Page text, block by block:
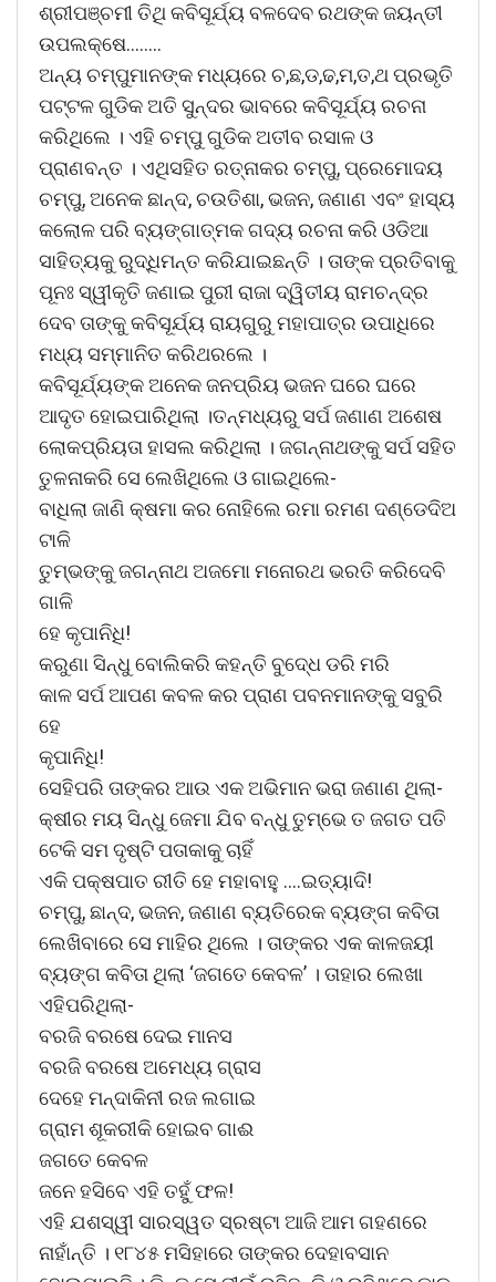
ଶ୍ରୀପଞ୍ଚମୀ ତିଥି କବିସୂର୍ଯ୍ୟ ବଳଦେବ ରଥଙ୍କ ଜୟନ୍ତୀ
ଉପଲକ୍ଷେ……..
ଅନ୍ୟ ଚମ୍ପୁମାନଙ୍କ ମଧ୍ୟରେ ଚ,ଛ,ଡ,ଢ,ମ,ତ,ଥ ପ୍ରଭୃତି
ପଟ୍ଟଳ ଗୁଡିକ ଅତି ସୁନ୍ଦର ଭାବରେ କବିସୂର୍ଯ୍ୟ ରଚନା
କରିଥିଲେ । ଏହି ଚମ୍ପୁ ଗୁଡିକ ଅତୀବ ରସାଳ ଓ
ପ୍ରାଣବନ୍ତ । ଏଥିସହିତ ରତ୍ନାକର ଚମ୍ପୁ, ପ୍ରେମୋଦୟ
ଚମ୍ପୁ, ଅନେକ ଛାନ୍ଦ, ଚଉତିଶା, ଭଜନ, ଜଣାଣ ଏବଂ ହାସ୍ୟ
କଲୋଳ ପରି ବ୍ୟଙ୍ଗାତ୍ମକ ଗଦ୍ୟ ରଚନା କରି ଓଡିଆ
ସାହିତ୍ୟକୁ ରୁଦ୍ଧିମନ୍ତ କରିଯାଇଛନ୍ତି । ତାଙ୍କ ପ୍ରତିବାକୁ
ପୂନଃ ସ୍ୱୀକୃତି ଜଣାଇ ପୁରୀ ରାଜା ଦ୍ୱିତୀୟ ରାମଚନ୍ଦ୍ର
ଦେବ ତାଙ୍କୁ କବିସୂର୍ଯ୍ୟ ରାୟଗୁରୁ ମହାପାତ୍ର ଉପାଧିରେ
ମଧ୍ୟ ସମ୍ମାନିତ କରିଥରଲେ ।
କବିସୂର୍ଯ୍ୟଙ୍କ ଅନେକ ଜନପ୍ରିୟ ଭଜନ ଘରେ ଘରେ
ଆଦୃତ ହୋଇପାରିଥିଲା ।ତନ୍ମଧ୍ୟରୁ ସର୍ପ ଜଣାଣ ଅଶେଷ
ଲୋକପ୍ରିୟତା ହାସଲ କରିଥିଲା । ଜଗନ୍ନାଥଙ୍କୁ ସର୍ପ ସହିତ
ତୁଳନାକରି ସେ ଲେଖିଥିଲେ ଓ ଗାଇଥିଲେ-
ବାଧିଲା ଜାଣି କ୍ଷମା କର ନୋହିଲେ ରମା ରମଣ ଦଣ୍ଡେଦିଅ
ଟାଳି
ତୁମ୍ଭଙ୍କୁ ଜଗନ୍ନାଥ ଅଜମୋ ମନୋରଥ ଭରତି କରିଦେବି
ଗାଳି
ହେ କୃପାନିଧି!
କରୁଣା ସିନ୍ଧୁ ବୋଲିକରି କହନ୍ତି ବୁଦେ୍ଧ ଡରି ମରି
କାଳ ସର୍ପ ଆପଣ କବଳ କର ପ୍ରାଣ ପବନମାନଙ୍କୁ ସବୁରି
ହେ
କୃପାନିଧି!
ସେହିପରି ତାଙ୍କର ଆଉ ଏକ ଅଭିମାନ ଭରା ଜଣାଣ ଥିଲା-
କ୍ଷୀର ମୟ ସିନ୍ଧୁ ଜେମା ଯିବ ବନ୍ଧୁ ତୁମ୍ଭେ ତ ଜଗତ ପତି
ଟେକି ସମ ଦୃଷ୍ଟି ପତାକାକୁ ଚାହିଁ
ଏକି ପକ୍ଷପାତ ରୀତି ହେ ମହାବାହୁ ….ଇତ୍ୟାଦି!
ଚମ୍ପୁ, ଛାନ୍ଦ, ଭଜନ, ଜଣାଣ ବ୍ୟତିରେକ ବ୍ୟଙ୍ଗ କବିତା
ଲେଖିବାରେ ସେ ମାହିର ଥିଲେ । ତାଙ୍କର ଏକ କାଳଜୟୀ
ବ୍ୟଙ୍ଗ କବିତା ଥିଲା ‘ଜଗତେ କେବଳ’ । ତାହାର ଲେଖା
ଏହିପରିଥିଲା-
ବରଜି ବରଷେ ଦେଇ ମାନସ
ବରଜି ବରଷେ ଅମେଧ୍ୟ ଗ୍ରାସ
ଦେହେ ମନ୍ଦାକିନୀ ରଜ ଲଗାଇ
ଗ୍ରାମ ଶୂକରୀକି ହୋଇବ ଗାଈ
ଜଗତେ କେବଳ
ଜନେ ହସିବେ ଏହି ତହୁଁ ଫଳ!
ଏହି ଯଶସ୍ୱୀ ସାରସ୍ୱତ ସ୍ରଷ୍ଟା ଆଜି ଆମ ଗହଣରେ
ନାହାଁନ୍ତି । ୧୮୪୫ ମସିହାରେ ତାଙ୍କର ଦେହାବସାନ